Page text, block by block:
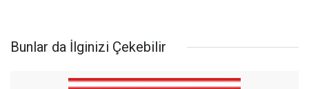
Bunlar da İlginizi Çekebilir